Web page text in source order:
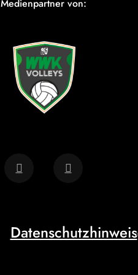
Medienpartner von:
Datenschutzhinweis